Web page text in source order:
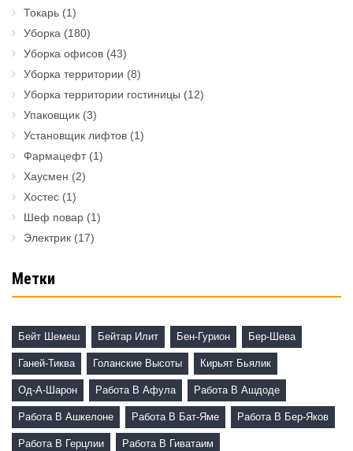
Токарь (1)
Уборка (180)
Уборка офисов (43)
Уборка территории (8)
Уборка территории гостиницы (12)
Упаковщик (3)
Установщик лифтов (1)
Фармацефт(1)
Хаусмен (2)
Хостес (1)
Шеф повар (1)
Электрик (17)
Метки
Бейт Шемеш Бейтар Илит Бен-Гурион Бер-Шева
Ганей-Тиква Голанские Высоты Кирьят Бьялик
Од-А-Шарон Работа В Афула Работа В Ашдоде
Работа В Ашкелоне Работа В Бат-Яме Работа В Бер-Яков
Работа В Герцлии Работа В Гиватаим